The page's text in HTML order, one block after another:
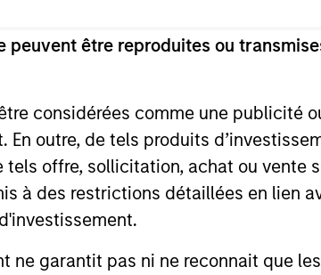
être reproduites ou
considérées comme une publicité
outre, de tels produits
offre, sollicitation, achat ou vente
à des restrictions détaillées en lien
garantit pas ni ne reconnait que
», et tous les investisseurs de Hong
gratuitement auprès du représentant en
est la Banque Cantonale de Genève, 17, quai
dans tout pays de l’EEE où ce Fonds est
Limited (« MSIM Ltd »).